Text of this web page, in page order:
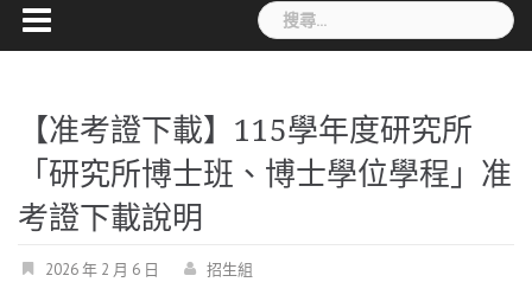
搜
尋
字:
【准考證下載】115學年度研究所
「研究所博士班、博士學位學程」准
考證下載說明
2026 年 2 月 6 日
招生組